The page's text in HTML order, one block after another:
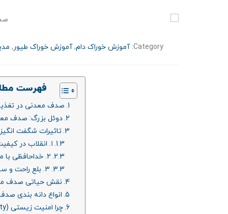
Category: آموزش خوراک دام,آموزش خوراک طیور,
فهرست
صدف معدنی در
دوئل بزرگ: صدف
تاثیرات شگفت‌
۱. انقلاب در کیفیت پوسته تخم‌ مرغ
۲. خداحافظی با مشکلات اسکلتی و فلجی
۳. بلع راحت و سلامت دستگاه گوارش
نقش حیاتی صدف
انواع دانه‌ بندی
چرا امنیت زیستی (Bio-security) صدف معدنی بالاتر است؟